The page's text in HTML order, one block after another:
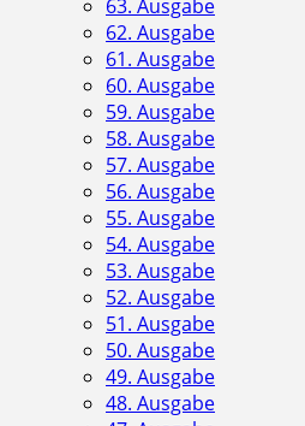
63. Ausgabe
62. Ausgabe
61. Ausgabe
60. Ausgabe
59. Ausgabe
58. Ausgabe
57. Ausgabe
56. Ausgabe
55. Ausgabe
54. Ausgabe
53. Ausgabe
52. Ausgabe
51. Ausgabe
50. Ausgabe
49. Ausgabe
48. Ausgabe